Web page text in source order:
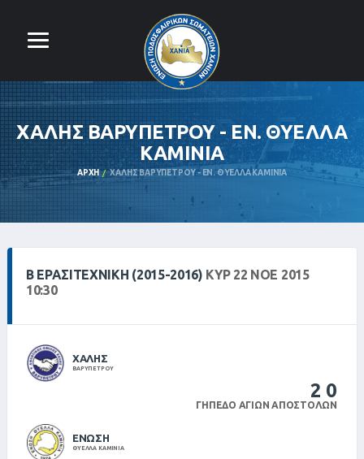
ΧΑΛΗΣ ΒΑΡΥΠΕΤΡΟΥ - ΕΝ. ΘΥΕΛΛΑ
ΚΑΜΙΝΙΑ
ΑΡΧΉ ΧΑΛΗΣ ΒΑΡΥΠΕΤΡΟΥ - ΕΝ. ΘΥΕΛΛΑ ΚΑΜΙΝΙΑ
Β ΕΡΑΣΙΤΕΧΝΙΚΗ (2015-2016) ΚΥΡ 22 ΝΟΕ 2015
10:30
ΧΑΛΗΣ
ΒΑΡΥΠΕΤΡΟΥ
2 0
ΓΉΠΕΔΟ ΑΓΊΩΝ ΑΠΟΣΤΌΛΩΝ
ΕΝΩΣΗ
ΘΥΕΛΛΑ ΚΑΜΙΝΙΑ